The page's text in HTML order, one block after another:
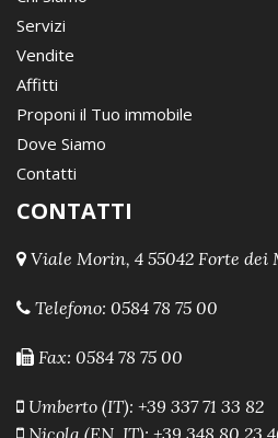
Servizi
Vendite
Affitti
Proponi il Tuo immobile
Dove Siamo
Contatti
CONTATTI
Viale Morin, 4 55042 Forte dei
Telefono: 0584 78 75 00
Fax: 0584 78 75 00
Umberto (IT): +39 337 71 33 82